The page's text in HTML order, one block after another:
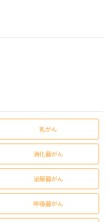
乳がん
消化器がん
泌尿器がん
呼吸器がん